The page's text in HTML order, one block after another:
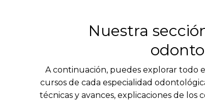
Nuestra
A continuación, puedes explorar todo
cursos de cada especialidad
técnicas y avances, explicaciones de los